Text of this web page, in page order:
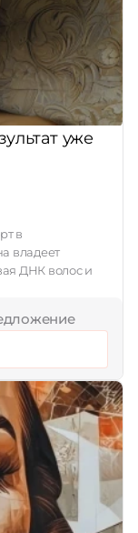
уже
в
владеет
ДНК волос и